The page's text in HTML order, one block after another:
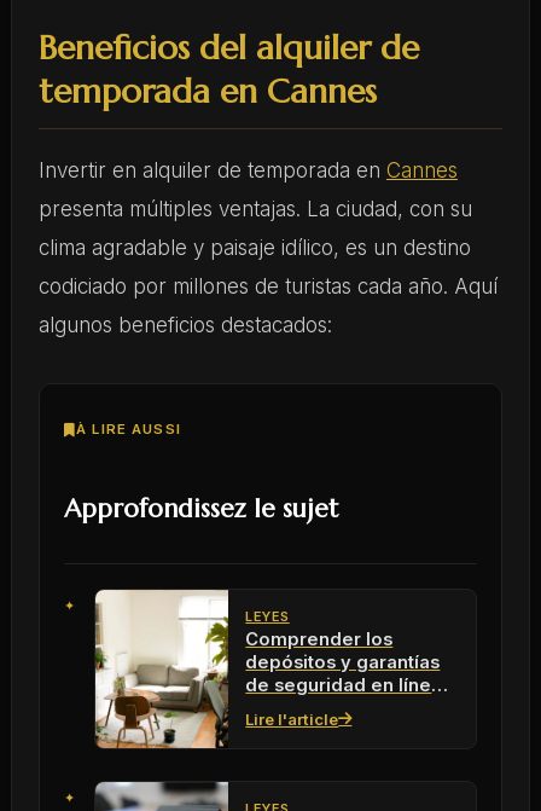
Beneficios del alquiler de
temporada en Cannes
Invertir en alquiler de temporada en Cannes
presenta múltiples ventajas. La ciudad, con su
clima agradable y paisaje idílico, es un destino
codiciado por millones de turistas cada año. Aquí
algunos beneficios destacados:
À LIRE AUSSI
Approfondissez le sujet
LEYES
Comprender los
depósitos y garantías
de seguridad en línea
con Swikly en 2026
Lire l'article